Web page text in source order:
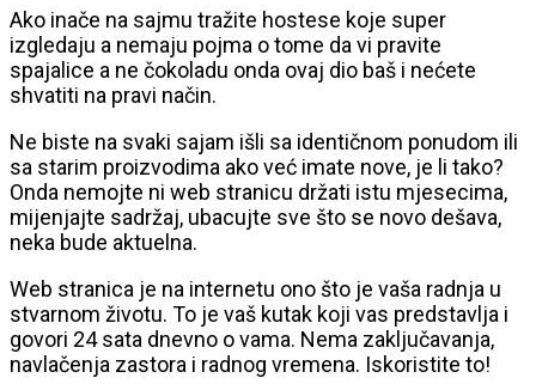
Ako inače na sajmu tražite hostese koje super
izgledaju a nemaju pojma o tome da vi pravite
spajalice a ne čokoladu onda ovaj dio baš i nećete
shvatiti na pravi način.
Ne biste na svaki sajam išli sa identičnom ponudom ili
sa starim proizvodima ako već imate nove, je li tako?
Onda nemojte ni web stranicu držati istu mjesecima,
mijenjajte sadržaj, ubacujte sve što se novo dešava,
neka bude aktuelna.
Web stranica je na internetu ono što je vaša radnja u
stvarnom životu. To je vaš kutak koji vas predstavlja i
govori 24 sata dnevno o vama. Nema zaključavanja,
navlačenja zastora i radnog vremena. Iskoristite to!